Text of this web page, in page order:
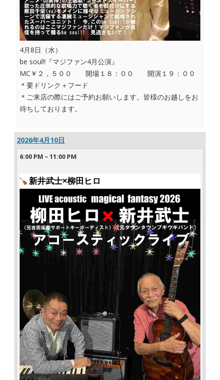
4月8日（水）
be soul!!『マジファン4月公演』
MC￥２，５００ 開場１８：００ 開演１９：００
＊要ドリンク＋フード
＊ご来店の際にはご予約お願いします。皆様のお越しをお
待ちしております。
2026年4月10日
6:00 PM – 11:00 PM
新井武士×柳田ヒロ